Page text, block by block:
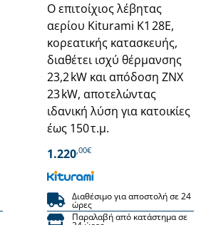
Ο επιτοίχιος λέβητας
αερίου Kiturami K1 28E,
κορεατικής κατασκευής,
διαθέτει ισχύ θέρμανσης
23,2 kW και απόδοση ΖΝΧ
23 kW, αποτελώντας
ιδανική λύση για κατοικίες
έως 150 τ.μ.
1.220,00€
Διαθέσιμο για αποστολή σε 24
ώρες
Παραλαβή από κατάστημα σε